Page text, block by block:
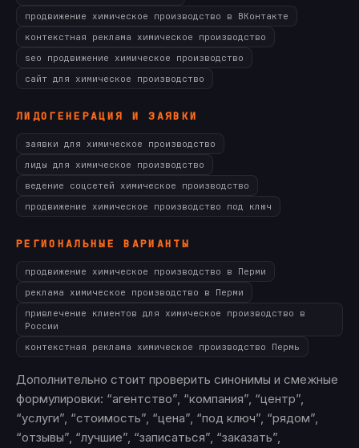
продвижение химическое производство в ВКонтакте
контекстная реклама химическое производство
seo продвижение химическое производство
сайт для химическое производство
ЛИДОГЕНЕРАЦИЯ И ЗАЯВКИ
заявки для химическое производство
лиды для химическое производство
ведение соцсетей химическое производство
продвижение химическое производство под ключ
РЕГИОНАЛЬНЫЕ ВАРИАНТЫ
продвижение химическое производство в Перми
реклама химическое производство в Перми
привлечение клиентов для химическое производство в
России
контекстная реклама химическое производство Пермь
Дополнительно стоит проверить синонимы и смежные
формулировки: “агентство”, “компания”, “центр”,
“услуги”, “стоимость”, “цена”, “под ключ”, “рядом”,
“отзывы”, “лучшие”, “записаться”, “заказать”,